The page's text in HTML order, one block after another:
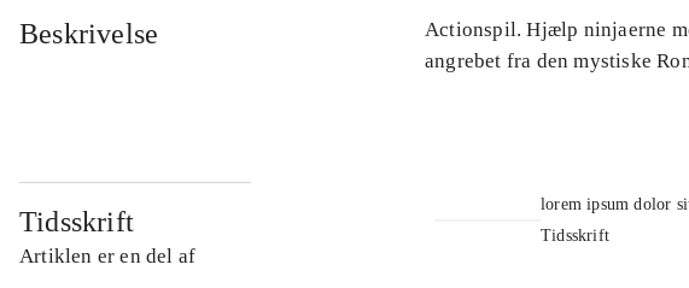
Beskrivelse
Actionspil. Hjælp ninjaerne
angrebet fra den mystiske
Tidsskrift
Artiklen er en del af
lorem ipsum dolor
Tidsskrift